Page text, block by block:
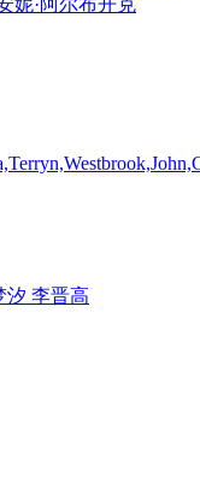
妮·阿尔布开克
汐 李晋高